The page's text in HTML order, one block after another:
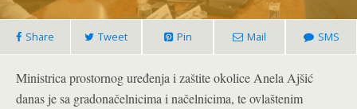
Share Tweet Pin Mail SMS
Ministrica prostornog uređenja i zaštite okolice Anela Ajšić
danas je sa gradonačelnicima i načelnicima, te ovlaštenim